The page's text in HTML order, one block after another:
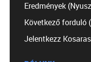
Eredmények
Következő forduló
Jelentkezz